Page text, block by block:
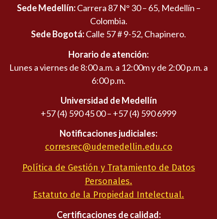
Sede Medellín:Carrera 87 N° 30 – 65, Medellín –
Colombia.
Sede Bogotá:Calle 57 # 9-52, Chapinero.
Horario de atención:
Lunes a viernes de 8:00 a.m. a 12:00m y de 2:00 p.m. a
6:00 p.m.
Universidad de Medellín
+57 (4) 590 45 00 – +57 (4) 590 6999
Notificaciones judiciales:
corresrec@udemedellin.edu.co
Política de Gestión y Tratamiento de Datos
Personales.
Estatuto de la Propiedad Intelectual.
Certificaciones de calidad: